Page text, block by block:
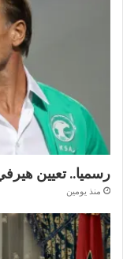
رسميا.. تعيين
منذ يومين